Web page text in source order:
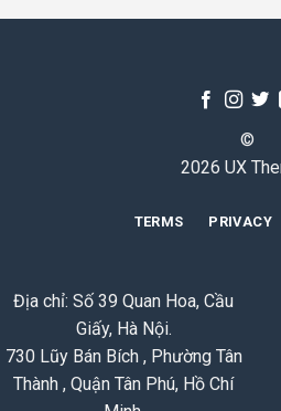
©
2026 UX
TERMS PRIVACY
Địa chỉ: Số 39 Quan Hoa, Cầu
Giấy, Hà Nội.
730 Lũy Bán Bích , Phường Tân
Thành , Quận Tân Phú, Hồ Chí